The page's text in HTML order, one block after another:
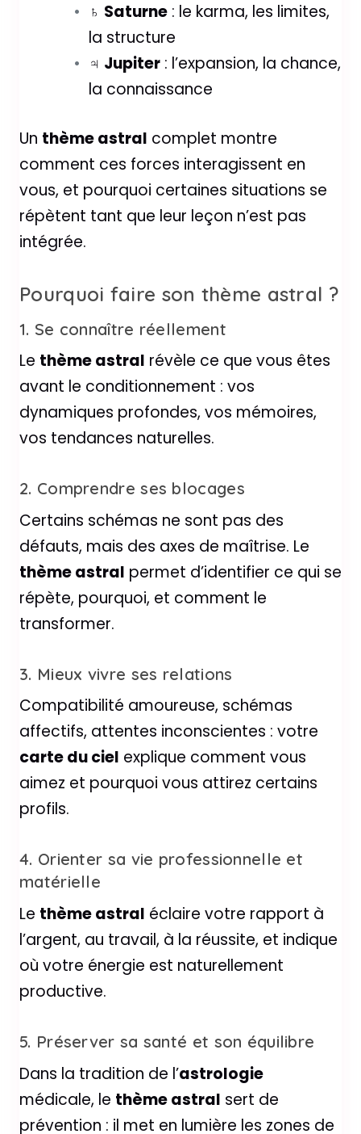
♄ Saturne: le karma, les limites,
la structure
♃ Jupiter: l’expansion, la chance,
la connaissance
Un thème astral complet montre
comment ces forces interagissent en
vous, et pourquoi certaines situations se
répètent tant que leur leçon n’est pas
intégrée.
Pourquoi faire son thème astral ?
1. Se connaître réellement
Le thème astral révèle ce que vous êtes
avant le conditionnement : vos
dynamiques profondes, vos mémoires,
vos tendances naturelles.
2. Comprendre ses blocages
Certains schémas ne sont pas des
défauts, mais des axes de maîtrise. Le
thème astral permet d’identifier ce qui se
répète, pourquoi, et comment le
transformer.
3. Mieux vivre ses relations
Compatibilité amoureuse, schémas
affectifs, attentes inconscientes : votre
carte du ciel explique comment vous
aimez et pourquoi vous attirez certains
profils.
4. Orienter sa vie professionnelle et
matérielle
Le thème astral éclaire votre rapport à
l’argent, au travail, à la réussite, et indique
où votre énergie est naturellement
productive.
5. Préserver sa santé et son équilibre
Dans la tradition de l’astrologie
médicale, le thème astral sert de
prévention : il met en lumière les zones de